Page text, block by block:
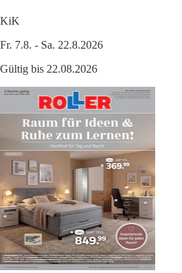
KiK
Fr. 7.8. - Sa. 22.8.2026
Gültig bis 22.08.2026